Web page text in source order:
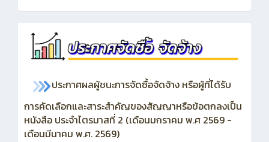
ประกาศผลผู้ชนะการจัดซื้อจัดจ้าง หรือผู้ที่ได้รับ
การคัดเลือกและสาระสำคัญของสัญญาหรือข้อตกลงเป็น
หนังสือ ประจำไตรมาสที่ 2 (เดือนมกราคม พ.ศ 2569 -
เดือนมีนาคม พ.ศ. 2569)